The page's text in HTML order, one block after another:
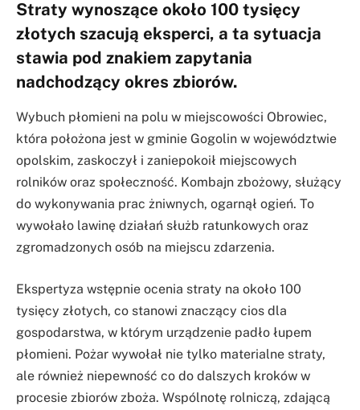
Straty wynoszące około 100 tysięcy
złotych szacują eksperci, a ta sytuacja
stawia pod znakiem zapytania
nadchodzący okres zbiorów.
Wybuch płomieni na polu w miejscowości Obrowiec,
która położona jest w gminie Gogolin w województwie
opolskim, zaskoczył i zaniepokoił miejscowych
rolników oraz społeczność. Kombajn zbożowy, służący
do wykonywania prac żniwnych, ogarnął ogień. To
wywołało lawinę działań służb ratunkowych oraz
zgromadzonych osób na miejscu zdarzenia.
Ekspertyza wstępnie ocenia straty na około 100
tysięcy złotych, co stanowi znaczący cios dla
gospodarstwa, w którym urządzenie padło łupem
płomieni. Pożar wywołał nie tylko materialne straty,
ale również niepewność co do dalszych kroków w
procesie zbiorów zboża. Wspólnotę rolniczą, zdającą